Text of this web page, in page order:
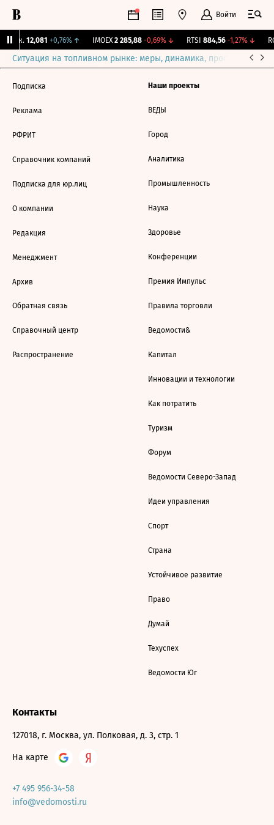
Войти
Бирж. 12,081 +0,76%↑ IMOEX 2 285,88 -0,69%↓ RTSI 884,56 -1,27%↓
Ситуация на топливном рынке: меры, динамика, прогнозы
Подписка
Реклама
РФРИТ
Справочник компаний
Подписка для юр.лиц
О компании
Редакция
Менеджмент
Архив
Обратная связь
Справочный центр
Распространение
Наши проекты
ВЕДЫ
Город
Аналитика
Промышленность
Наука
Здоровье
Конференции
Премия Импульс
Правила торговли
Ведомости&
Капитал
Инновации и технологии
Как потратить
Туризм
Форум
Ведомости Северо-Запад
Идеи управления
Спорт
Страна
Устойчивое развитие
Право
Думай
Техуспех
Ведомости Юг
Контакты
127018, г. Москва, ул. Полковая, д. 3, стр. 1
На карте
+7 495 956-34-58
info@vedomosti.ru